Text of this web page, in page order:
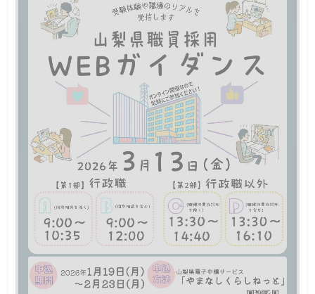
員･警察官･警察行政職にご興味のある方、待ってま
す！
日程 この説明会は終了しました
U・Iターン、山梨県で就職を考えている方、警察官・警察
行政職・山梨県職員の業務に関心のある方
定員 八王子会場：60名、新宿会場：30名
締切 それぞれ開催日前日17:15まで
U・Iターン、山梨県で就職を考えている方、警察官・警察行政
職・山梨県職員の業務に関心のある方に向けた「山梨県警察業務
説明会 in東京」を開催します。2月13日（金曜日）に開催される
説明会は、山梨県庁と合同開催となります。